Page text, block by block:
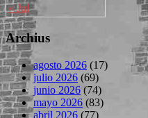
« Jul
Archius
agosto 2026 (17)
julio 2026 (69)
junio 2026 (74)
mayo 2026 (83)
abril 2026 (77)